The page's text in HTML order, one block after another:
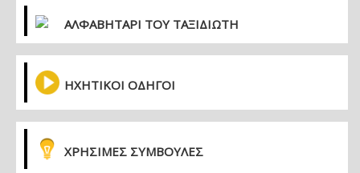
ΑΛΦΑΒΗΤΑΡΙ ΤΟΥ ΤΑΞΙΔΙΩΤΗ
ΗΧΗΤΙΚΟΙ ΟΔΗΓΟΙ
ΧΡΗΣΙΜΕΣ ΣΥΜΒΟΥΛΕΣ